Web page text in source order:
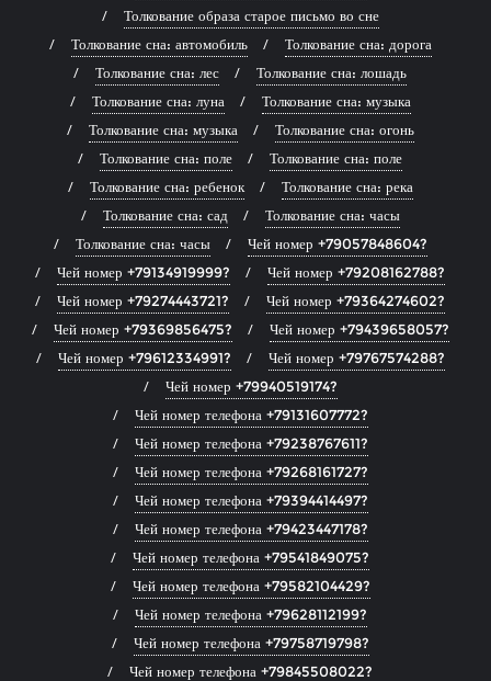
Толкование образа старое письмо во сне
Толкование сна: автомобиль
Толкование сна: дорога
Толкование сна: лес
Толкование сна: лошадь
Толкование сна: луна
Толкование сна: музыка
Толкование сна: музыка
Толкование сна: огонь
Толкование сна: поле
Толкование сна: поле
Толкование сна: ребенок
Толкование сна: река
Толкование сна: сад
Толкование сна: часы
Толкование сна: часы
Чей номер +79057848604?
Чей номер +79134919999?
Чей номер +79208162788?
Чей номер +79274443721?
Чей номер +79364274602?
Чей номер +79369856475?
Чей номер +79439658057?
Чей номер +79612334991?
Чей номер +79767574288?
Чей номер +79940519174?
Чей номер телефона +79131607772?
Чей номер телефона +79238767611?
Чей номер телефона +79268161727?
Чей номер телефона +79394414497?
Чей номер телефона +79423447178?
Чей номер телефона +79541849075?
Чей номер телефона +79582104429?
Чей номер телефона +79628112199?
Чей номер телефона +79758719798?
Чей номер телефона +79845508022?